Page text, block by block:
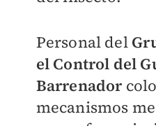
Personal del
el Control del
Barrenador
mecanismos